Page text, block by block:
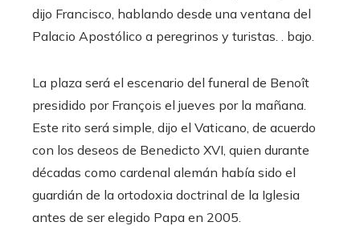
dijo Francisco, hablando desde una ventana del
Palacio Apostólico a peregrinos y turistas. . bajo.
La plaza será el escenario del funeral de Benoît
presidido por François el jueves por la mañana.
Este rito será simple, dijo el Vaticano, de acuerdo
con los deseos de Benedicto XVI, quien durante
décadas como cardenal alemán había sido el
guardián de la ortodoxia doctrinal de la Iglesia
antes de ser elegido Papa en 2005.